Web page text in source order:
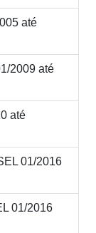
até
2009 até
até
01/2016
01/2016